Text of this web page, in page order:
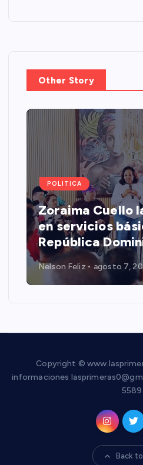
Other Story
POLITICA
Zoraima Cuello
en servicios
República
Nelson Feliz agosto 7,
Copyright ©
informaciones
5589
Back